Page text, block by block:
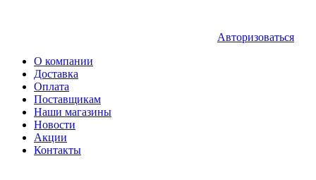
Авторизоваться
О компании
Доставка
Оплата
Поставщикам
Наши магазины
Новости
Акции
Контакты